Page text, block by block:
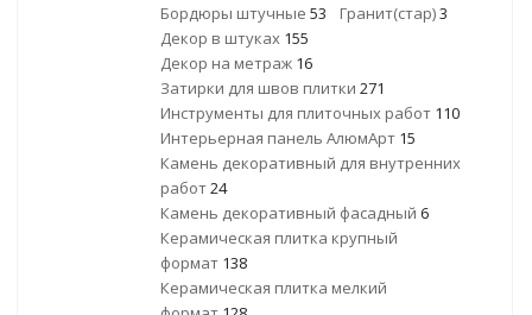
Бордюры штучные 53 Гранит(стар)3
Декор в штуках 155
Декор на метраж 16
Затирки для швов плитки 271
Инструменты для плиточных работ 110
Интерьерная панель АлюмАрт 15
Камень декоративный для внутренних
работ24
Камень декоративный фасадный 6
Керамическая плитка крупный
формат 138
Керамическая плитка мелкий